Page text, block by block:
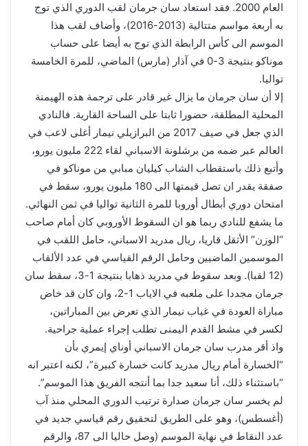
العام 2000. فقد استعاد سان جرمان لقب الدوري الذي توج
به أربعة مواسم متتالية (2013-2016)، وأضاف لقب هذا
الموسم الى كأس الرابطة الذي توج به أيضا على حساب
موناكو بنتيجة 3-0 في آذار (مارس) الماضي، للمرة الخامسة
تواليا.
إلا أن سان جرمان ما يزال غير قادر على ترجمة هذه الهيمنة
المحلية المطلقة، حضورا ثابتا على الساحة القارية. فالنادي
الذي جعل في صيف 2017 من البرازيلي نيمار أغلى لاعب في
العالم عبر ضمه من برشلونة الاسباني لقاء 222 مليون يورو،
وأتبع ذلك باستقطاب الشاب كيليان مبابي من موناكو في
صفقة يقدر ان تصل قيمتها الى 180 مليون يورو، سقط في
امتحان دوري أبطال أوروبا للمرة الثانية تواليا في ثمن النهائي.
ما يشفع للنادي ربما هو ان السقوط الأوروبي كان أمام صاحب
“الوزن” الأثقل قاريا، ريال مدريد الاسباني، حامل اللقب في
الموسمين الماضيين وحامل الرقم القياسي في عدد الألقاب
(12 لقبا). وبعد سقوط في مدريد ذهابا بنتيجة 1-3، سقط سان
جرمان مجددا على ملعبه في الاياب 1-2، وان كان قد خاض
مباراة العودة في غياب نيمار الذي تعرض بين المباراتين،
لكسر في مشط القدم اليمنى تطلب إجراء عملية جراحية.
واذ أقر مدرب سان جرمان الاسباني أوناي إيمري بأن
“الخسارة أمام ريال مدريد كانت خسارة كبيرة”، لكنه اعتبر انه
“باستثناء ذلك، أنا سعيد جدا بما أنتجه الفريق هذا الموسم”.
لم يخسر سان جرمان صدارة ترتيب الدوري المحلي منذ آب
(أغسطس)، وهو على الطريق لتحقيق رقم قياسي جديد في
عدد النقاط في نهاية الموسم (وصل حاليا الى 87، والرقم